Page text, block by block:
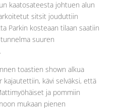
kaatosateesta johtuen alun
sitsit jouduttiin
Parkin kosteaan tilaan saatiin
suuren
toastien shown alkua
kajautettiin, kävi selväksi, että
ja pommiin
mukaan pienen